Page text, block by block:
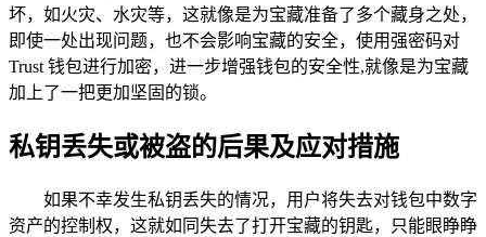
坏，如火灾、水灾等，这就像是为宝藏准备了多个藏身之处，
即使一处出现问题，也不会影响宝藏的安全，使用强密码对
Trust 钱包进行加密，进一步增强钱包的安全性,就像是为宝藏
加上了一把更加坚固的锁。
私钥丢失或被盗的后果及应对措施
如果不幸发生私钥丢失的情况，用户将失去对钱包中数字
资产的控制权，这就如同失去了打开宝藏的钥匙，只能眼睁睁